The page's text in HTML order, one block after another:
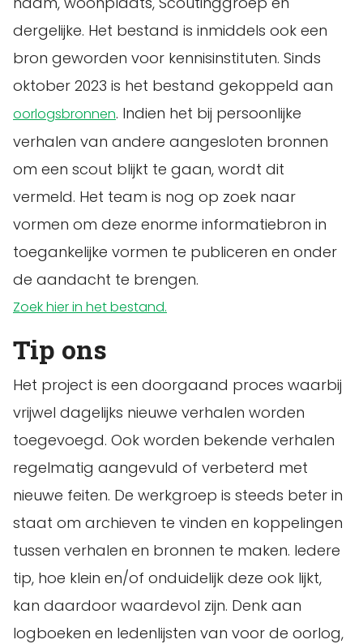
dergelijke. Het bestand is inmiddels ook een
bron geworden voor kennisinstituten. Sinds
oktober 2023 is het bestand gekoppeld aan
oorlogsbronnen. Indien het bij persoonlijke
verhalen van andere aangesloten bronnen
om een scout blijkt te gaan, wordt dit
vermeld. Het team is nog op zoek naar
vormen om deze enorme informatiebron in
toegankelijke vormen te publiceren en onder
de aandacht te brengen.
Zoek hier in het bestand.
Tip ons
Het project is een doorgaand proces waarbij
vrijwel dagelijks nieuwe verhalen worden
toegevoegd. Ook worden bekende verhalen
regelmatig aangevuld of verbeterd met
nieuwe feiten. De werkgroep is steeds beter in
staat om archieven te vinden en koppelingen
tussen verhalen en bronnen te maken. Iedere
tip, hoe klein en/of onduidelijk deze ook lijkt,
kan daardoor waardevol zijn. Denk aan
logboeken en ledenlijsten van voor de oorlog,